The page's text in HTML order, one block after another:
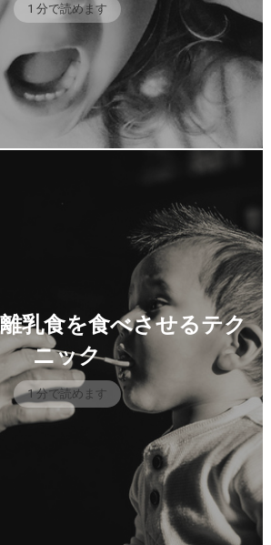
1 分で読めます
乳食を食べさせるテク
ニック
1 分で読めます